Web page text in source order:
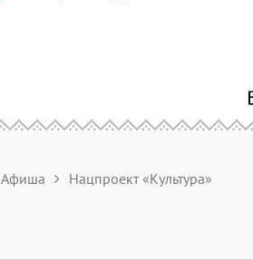
Афиша Нацпроект «Культура»